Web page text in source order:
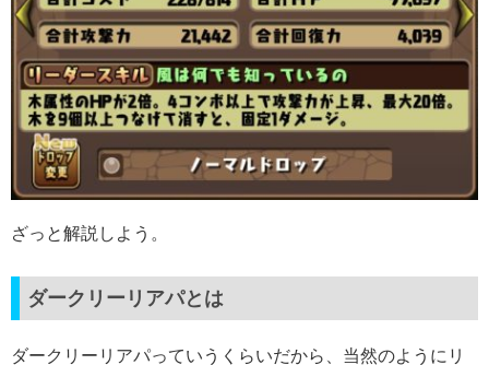
ざっと解説しよう。
ダークリーリアパとは
ダークリーリアパっていうくらいだから、当然のようにリ